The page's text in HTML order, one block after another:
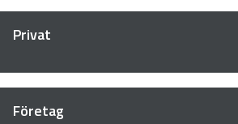
Privat
Företag